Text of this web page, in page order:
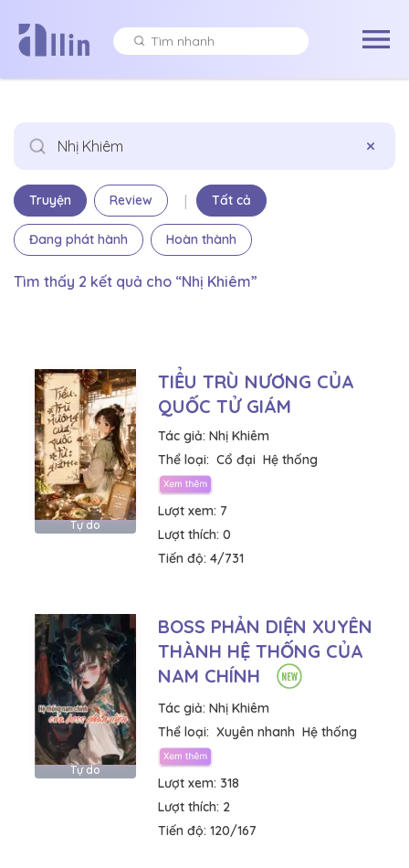
×
Truyện Review | Tất cả
Đang phát hành Hoàn thành
Tìm thấy 2 kết quả cho “Nhị Khiêm”
Tự do
TIỂU TRÙ NƯƠNG CỦA
QUỐC TỬ GIÁM
Tác giả: Nhị Khiêm
Thể loại: Cổ đại Hệ thống
Lượt xem: 7
Lượt thích: 0
Tiến độ: 4/731
Tự do
BOSS PHẢN DIỆN XUYÊN
THÀNH HỆ THỐNG CỦA
NAM CHÍNH
Tác giả: Nhị Khiêm
Thể loại: Xuyên nhanh Hệ thống
Lượt xem: 318
Lượt thích: 2
Tiến độ: 120/167